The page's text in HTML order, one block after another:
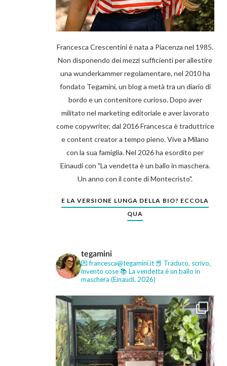
Francesca Crescentini è nata a Piacenza nel 1985.
Non disponendo dei mezzi sufficienti per allestire
una wunderkammer regolamentare, nel 2010 ha
fondato Tegamini, un blog a metà tra un diario di
bordo e un contenitore curioso. Dopo aver
militato nel marketing editoriale e aver lavorato
come copywriter, dal 2016 Francesca è traduttrice
e content creator a tempo pieno. Vive a Milano
con la sua famiglia. Nel 2026 ha esordito per
Einaudi con "La vendetta è un ballo in maschera.
Un anno con il conte di Montecristo".
E LA VERSIONE LUNGA DELLA BIO? ECCOLA
QUA
tegamini
💌 francesca@tegamini.it 📕 Traduco, scrivo,
invento cose📚 La vendetta è un ballo in
maschera (Einaudi, 2026)